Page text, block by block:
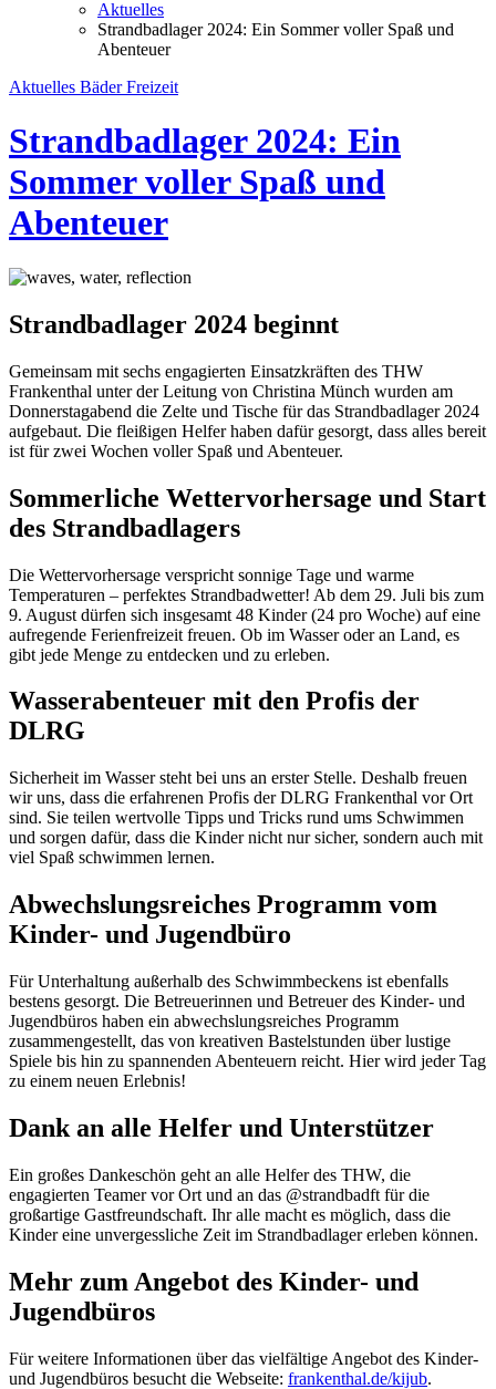
Aktuelles
Strandbadlager 2024: Ein Sommer voller Spaß und
Abenteuer
Aktuelles BäderFreizeit
Strandbadlager 2024: Ein
Sommer voller Spaß und
Abenteuer
Strandbadlager 2024 beginnt
Gemeinsam mit sechs engagierten Einsatzkräften des THW
Frankenthal unter der Leitung von Christina Münch wurden am
Donnerstagabend die Zelte und Tische für das Strandbadlager 2024
aufgebaut. Die fleißigen Helfer haben dafür gesorgt, dass alles bereit
ist für zwei Wochen voller Spaß und Abenteuer.
Sommerliche Wettervorhersage und Start
des Strandbadlagers
Die Wettervorhersage verspricht sonnige Tage und warme
Temperaturen – perfektes Strandbadwetter! Ab dem 29. Juli bis zum
9. August dürfen sich insgesamt 48 Kinder (24 pro Woche) auf eine
aufregende Ferienfreizeit freuen. Ob im Wasser oder an Land, es
gibt jede Menge zu entdecken und zu erleben.
Wasserabenteuer mit den Profis der
DLRG
Sicherheit im Wasser steht bei uns an erster Stelle. Deshalb freuen
wir uns, dass die erfahrenen Profis der DLRG Frankenthal vor Ort
sind. Sie teilen wertvolle Tipps und Tricks rund ums Schwimmen
und sorgen dafür, dass die Kinder nicht nur sicher, sondern auch mit
viel Spaß schwimmen lernen.
Abwechslungsreiches Programm vom
Kinder- und Jugendbüro
Für Unterhaltung außerhalb des Schwimmbeckens ist ebenfalls
bestens gesorgt. Die Betreuerinnen und Betreuer des Kinder- und
Jugendbüros haben ein abwechslungsreiches Programm
zusammengestellt, das von kreativen Bastelstunden über lustige
Spiele bis hin zu spannenden Abenteuern reicht. Hier wird jeder Tag
zu einem neuen Erlebnis!
Dank an alle Helfer und Unterstützer
Ein großes Dankeschön geht an alle Helfer des THW, die
engagierten Teamer vor Ort und an das @strandbadft für die
großartige Gastfreundschaft. Ihr alle macht es möglich, dass die
Kinder eine unvergessliche Zeit im Strandbadlager erleben können.
Mehr zum Angebot des Kinder- und
Jugendbüros
Für weitere Informationen über das vielfältige Angebot des Kinder-
und Jugendbüros besucht die Webseite: frankenthal.de/kijub.